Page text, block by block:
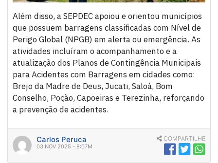
Além disso, a SEPDEC apoiou e orientou municípios
que possuem barragens classificadas com Nível de
Perigo Global (NPGB) em alerta ou emergência. As
atividades incluíram o acompanhamento e a
atualização dos Planos de Contingência Municipais
para Acidentes com Barragens em cidades como:
Brejo da Madre de Deus, Jucati, Saloá, Bom
Conselho, Poção, Capoeiras e Terezinha, reforçando
a prevenção de acidentes.
Carlos Peruca
03 NOV 2025 - 8:07M
COMPARTILHE